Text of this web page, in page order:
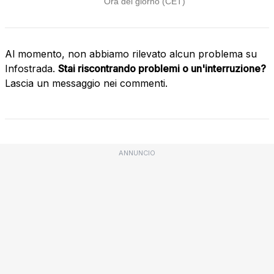
Al momento, non abbiamo rilevato alcun problema su
Infostrada. Stai riscontrando problemi o un'interruzione?
Lascia un messaggio nei commenti.
ANNUNCIO